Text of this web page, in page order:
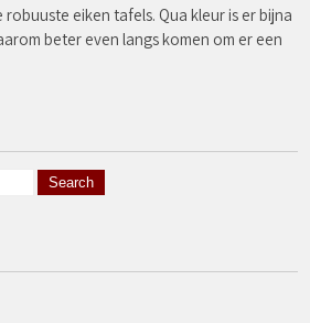
eiken tafels. Qua kleur is er bijna
beter even langs komen om er een